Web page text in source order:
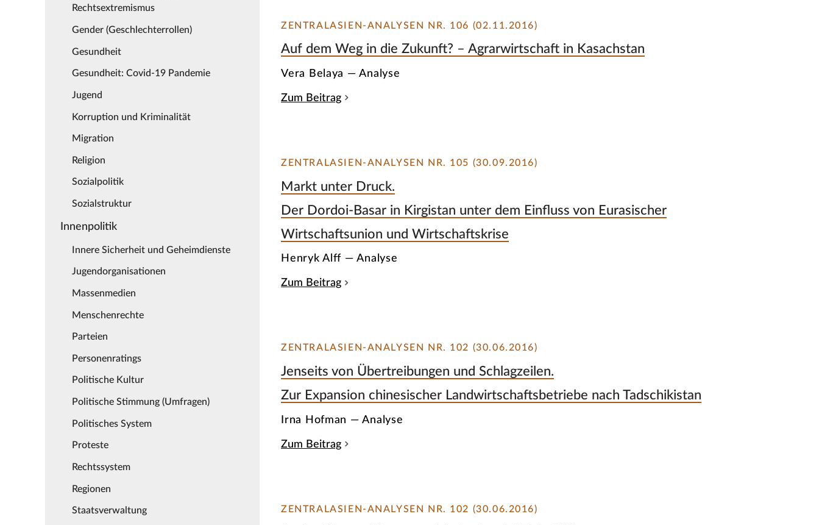
Rechtsextremismus
Gender (Geschlechterrollen)
Gesundheit
Gesundheit: Covid-19 Pandemie
Jugend
Korruption und Kriminalität
Migration
Religion
Sozialpolitik
Sozialstruktur
Innenpolitik
Innere Sicherheit und Geheimdienste
Jugendorganisationen
Massenmedien
Menschenrechte
Parteien
Personenratings
Politische Kultur
Politische Stimmung (Umfragen)
Politisches System
Proteste
Rechtssystem
Regionen
Staatsverwaltung
ZENTRALASIEN-ANALYSEN NR. 106 (02.11.2016)
Auf dem Weg in die Zukunft? – Agrarwirtschaft in Kasachstan
Vera Belaya — Analyse
Zum Beitrag
ZENTRALASIEN-ANALYSEN NR. 105 (30.09.2016)
Markt unter Druck.
Der Dordoi-Basar in Kirgistan unter dem Einfluss von Eurasischer
Wirtschaftsunion und Wirtschaftskrise
Henryk Alff — Analyse
Zum Beitrag
ZENTRALASIEN-ANALYSEN NR. 102 (30.06.2016)
Jenseits von Übertreibungen und Schlagzeilen.
Zur Expansion chinesischer Landwirtschaftsbetriebe nach Tadschikistan
Irna Hofman — Analyse
Zum Beitrag
ZENTRALASIEN-ANALYSEN NR. 102 (30.06.2016)